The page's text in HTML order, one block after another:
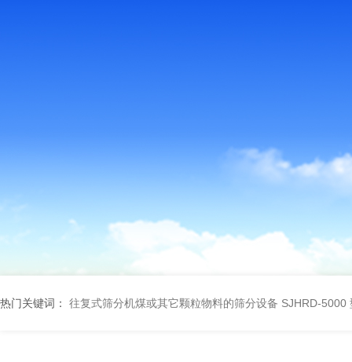
热门关键词： 往复式筛分机煤或其它颗粒物料的筛分设备 SJHRD-5000